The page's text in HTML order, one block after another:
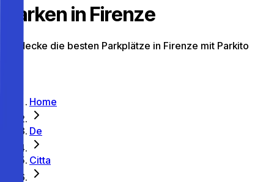
Parken in Firenze
Entdecke die besten Parkplätze in Firenze mit Parkito
Home
De
Citta